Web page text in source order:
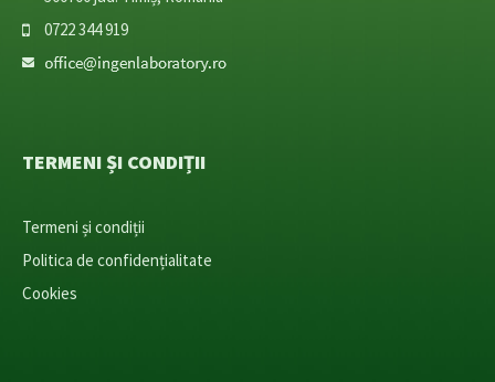
0722 344 919
TERMENI ȘI CONDIȚII
Termeni și condiții
Politica de confidențialitate
Cookies